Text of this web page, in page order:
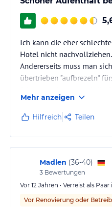
Ich kann die eher
Hotel nicht nachvollziehen.
Andererseits muss man
übertrieben "aufbrezeln"
gleichermassen sind sehr
Hotel, Preis-
Wie gesagt: Wir würden
für ein etwas
Frühstück.
Ansonsten ist das Preis-
ok!
Mehr anzeigen
Hilfreich Teilen
Madlen (36-40)
3 Bewertungen
Vor 12 Jahren • Verreist als
Vor Renovierung oder